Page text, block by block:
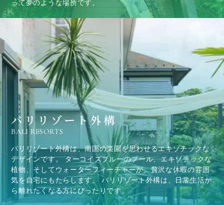
って夢のような場所です。
バリリゾート外構
BALI RESORTS
バリリゾート外構は、南国の楽園を思わせるエキゾチックな
デザインです。 ターコイズブルーのプール、エキゾチックな
植物、そしてウォーターフィーチャーが、贅沢な休暇の雰囲
気を自宅にもたらします。 バリリゾート外構は、日常生活か
ら離れたくなる方にぴったりです。